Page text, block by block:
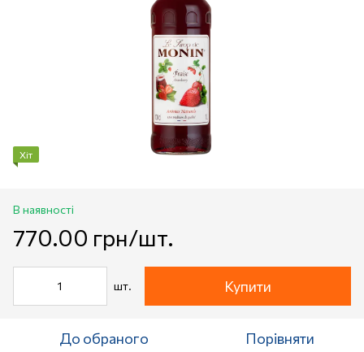
Хіт
В наявності
770.00 грн/шт.
шт. Купити
До обраного Порівняти